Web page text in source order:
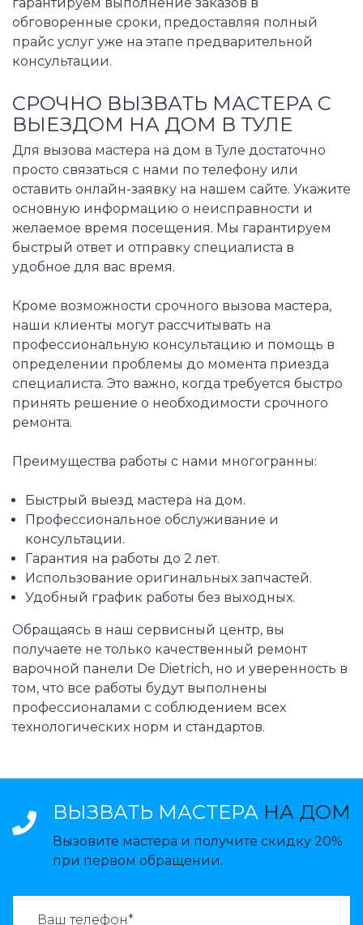
обговоренные сроки, предоставляя полный
прайс услуг уже на этапе предварительной
консультации.
СРОЧНО ВЫЗВАТЬ МАСТЕРА С
ВЫЕЗДОМ НА ДОМ В ТУЛЕ
Для вызова мастера на дом в Туле достаточно
просто связаться с нами по телефону или
оставить онлайн-заявку на нашем сайте. Укажите
основную информацию о неисправности и
желаемое время посещения. Мы гарантируем
быстрый ответ и отправку специалиста в
удобное для вас время.
Кроме возможности срочного вызова мастера,
наши клиенты могут рассчитывать на
профессиональную консультацию и помощь в
определении проблемы до момента приезда
специалиста. Это важно, когда требуется быстро
принять решение о необходимости срочного
ремонта.
Преимущества работы с нами многогранны:
Быстрый выезд мастера на дом.
Профессиональное обслуживание и
консультации.
Гарантия на работы до 2 лет.
Использование оригинальных запчастей.
Удобный график работы без выходных.
Обращаясь в наш сервисный центр, вы
получаете не только качественный ремонт
варочной панели De Dietrich, но и уверенность в
том, что все работы будут выполнены
профессионалами с соблюдением всех
технологических норм и стандартов.
ВЫЗВАТЬ МАСТЕРА НА ДОМ
Вызовите мастера и получите скидку 20%
при первом обращении.